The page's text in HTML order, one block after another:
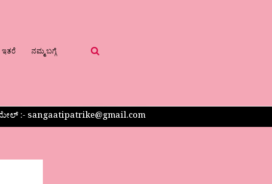
ಇತರೆ ನಮ್ಮ ಬಗ್ಗೆ
:- sangaatipatrike@gmail.com